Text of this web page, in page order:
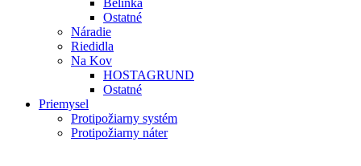
Belinka
Ostatné
Náradie
Riedidla
Na Kov
HOSTAGRUND
Ostatné
Priemysel
Protipožiarny systém
Protipožiarny náter